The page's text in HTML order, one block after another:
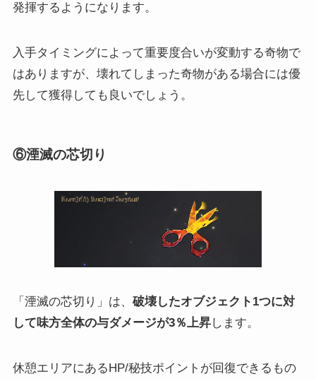
発揮するようになります。
入手タイミングによって重要度合いが変動する奇物で
はありますが、壊れてしまった奇物がある場合には優
先して獲得しても良いでしょう。
⑥湮滅の芯切り
「湮滅の芯切り」は、 破壊したオブジェクト1つに対
して味方全体の与ダメージが3％上昇します。
休憩エリアにあるHP/秘技ポイントが回復できるもの